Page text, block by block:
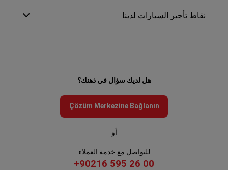
نقاط تأجير السيارات لدينا
هل لديك سؤال في ذهنك؟
Çözüm Merkezine Bağlanın
أو
للتواصل مع خدمة العملاء
+90216 595 26 00